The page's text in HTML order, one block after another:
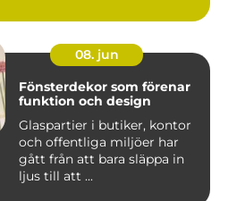
08. jun
Fönsterdekor som förenar
funktion och design
Glaspartier i butiker, kontor
och offentliga miljöer har
gått från att bara släppa in
ljus till att ...